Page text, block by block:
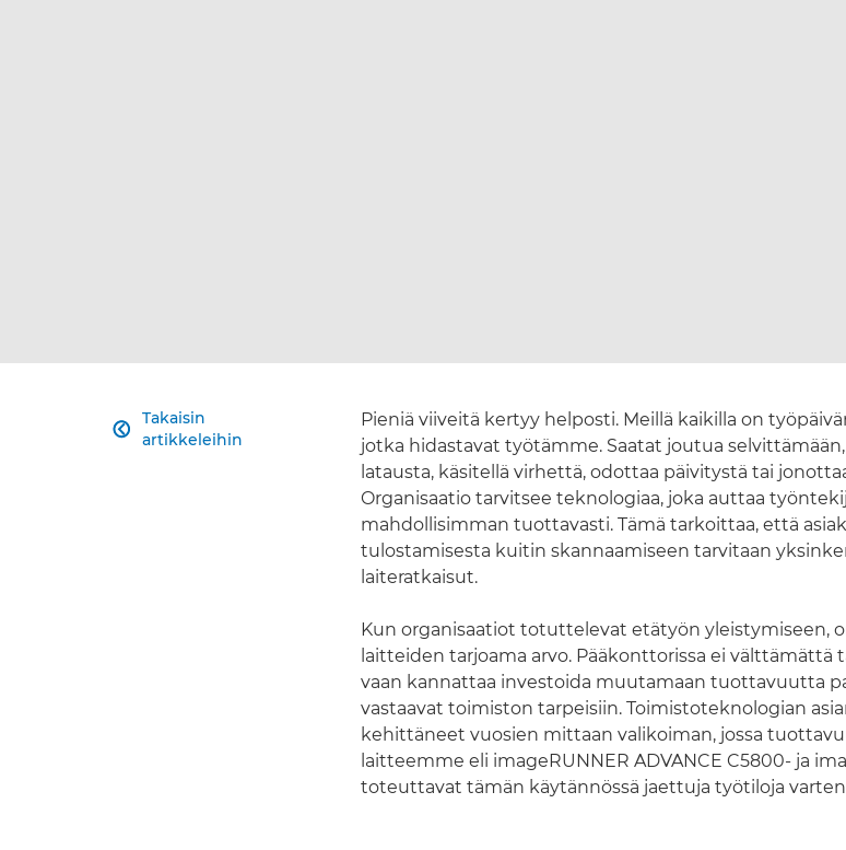
Takaisin
artikkeleihin

Pieniä viiveitä kertyy helposti. Meillä kaikilla on
jotka hidastavat työtämme. Saatat joutua
latausta, käsitellä virhettä, odottaa päivitystä tai
Organisaatio tarvitsee teknologiaa, joka auttaa
mahdollisimman tuottavasti. Tämä tarkoittaa, että
tulostamisesta kuitin skannaamiseen tarvitaan
laiteratkaisut.
Kun organisaatiot totuttelevat etätyön yleistymiseen,
laitteiden tarjoama arvo. Pääkonttorissa ei välttämättä
vaan kannattaa investoida muutamaan tuottavuutta
vastaavat toimiston tarpeisiin. Toimistoteknologian
kehittäneet vuosien mittaan valikoiman, jossa
laitteemme eli imageRUNNER ADVANCE C5800- ja
toteuttavat tämän käytännössä jaettuja työtiloja